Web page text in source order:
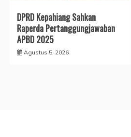
DPRD Kepahiang Sahkan
Raperda Pertanggungjawaban
APBD 2025
Agustus 5, 2026